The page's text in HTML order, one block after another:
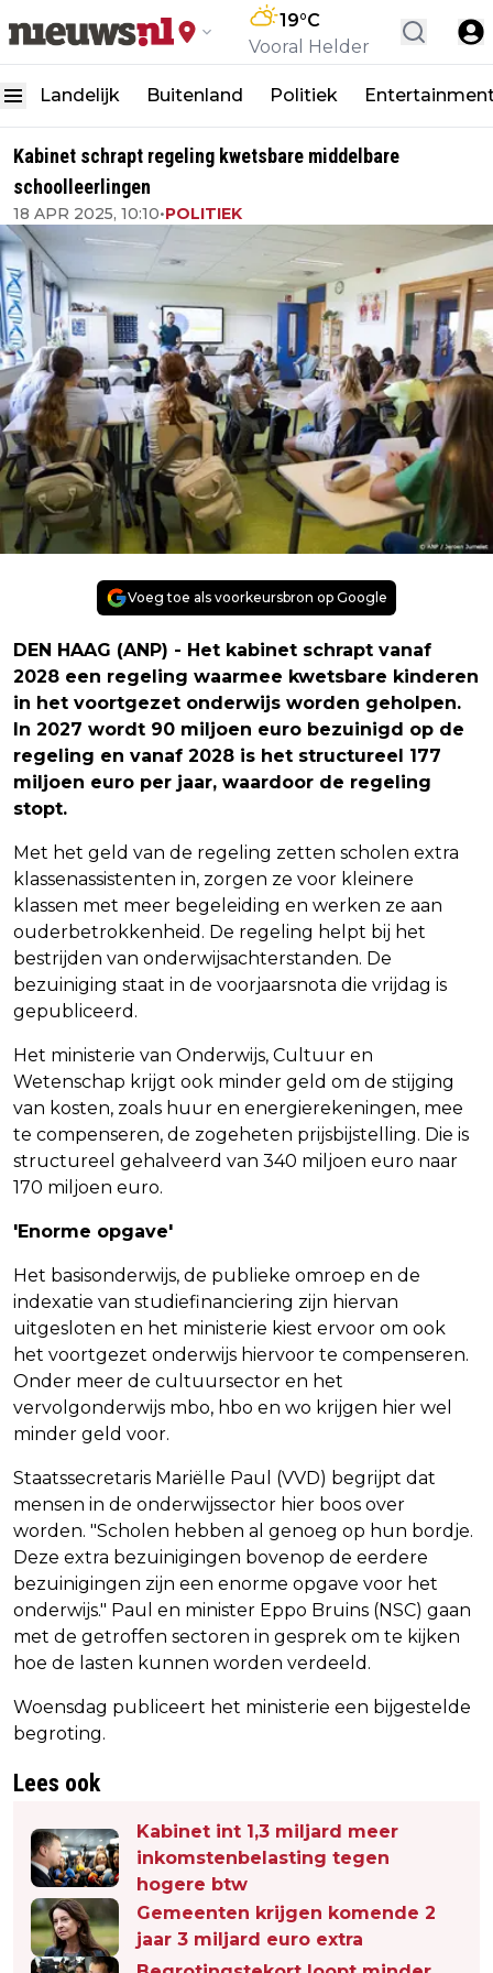
19°C
Vooral Helder
Landelijk Buitenland Politiek
Kabinet schrapt regeling kwetsbare middelbare
schoolleerlingen
18 APR 2025, 10:10•POLITIEK
Voeg toe als voorkeursbron op Google
DEN HAAG (ANP) - Het kabinet schrapt vanaf
2028 een regeling waarmee kwetsbare kinderen
in het voortgezet onderwijs worden geholpen.
In 2027 wordt 90 miljoen euro bezuinigd op de
regeling en vanaf 2028 is het structureel 177
miljoen euro per jaar, waardoor de regeling
stopt.
Met het geld van de regeling zetten scholen extra
klassenassistenten in, zorgen ze voor kleinere
klassen met meer begeleiding en werken ze aan
ouderbetrokkenheid. De regeling helpt bij het
bestrijden van onderwijsachterstanden. De
bezuiniging staat in de voorjaarsnota die vrijdag is
gepubliceerd.
Het ministerie van Onderwijs, Cultuur en
Wetenschap krijgt ook minder geld om de stijging
van kosten, zoals huur en energierekeningen, mee
te compenseren, de zogeheten prijsbijstelling. Die is
structureel gehalveerd van 340 miljoen euro naar
170 miljoen euro.
'Enorme opgave'
Het basisonderwijs, de publieke omroep en de
indexatie van studiefinanciering zijn hiervan
uitgesloten en het ministerie kiest ervoor om ook
het voortgezet onderwijs hiervoor te compenseren.
Onder meer de cultuursector en het
vervolgonderwijs mbo, hbo en wo krijgen hier wel
minder geld voor.
Staatssecretaris Mariëlle Paul (VVD) begrijpt dat
mensen in de onderwijssector hier boos over
worden. "Scholen hebben al genoeg op hun bordje.
Deze extra bezuinigingen bovenop de eerdere
bezuinigingen zijn een enorme opgave voor het
onderwijs." Paul en minister Eppo Bruins (NSC) gaan
met de getroffen sectoren in gesprek om te kijken
hoe de lasten kunnen worden verdeeld.
Woensdag publiceert het ministerie een bijgestelde
begroting.
Lees ook
Kabinet int 1,3 miljard meer
inkomstenbelasting tegen
hogere btw
Gemeenten krijgen komende 2
jaar 3 miljard euro extra